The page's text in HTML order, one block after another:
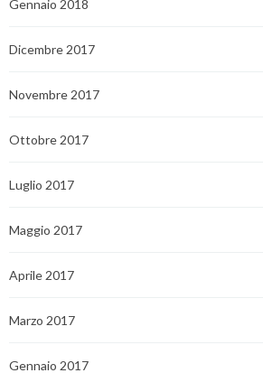
Gennaio 2018
Dicembre 2017
Novembre 2017
Ottobre 2017
Luglio 2017
Maggio 2017
Aprile 2017
Marzo 2017
Gennaio 2017